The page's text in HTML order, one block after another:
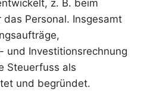
z. B. beim
Personal. Insgesamt
und Investitionsrechnung
Steuerfuss als
und begründet.